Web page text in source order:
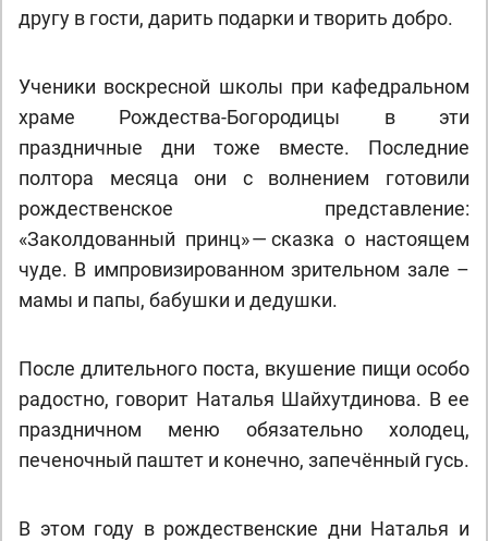
другу в гости, дарить подарки и творить добро.
Ученики воскресной школы при кафедральном
храме Рождества-Богородицы в эти
праздничные дни тоже вместе. Последние
полтора месяца они с волнением готовили
рождественское представление:
«Заколдованный принц» — сказка о настоящем
чуде. В импровизированном зрительном зале –
мамы и папы, бабушки и дедушки.
После длительного поста, вкушение пищи особо
радостно, говорит Наталья Шайхутдинова. В ее
праздничном меню обязательно холодец,
печеночный паштет и конечно, запечённый гусь.
В этом году в рождественские дни Наталья и